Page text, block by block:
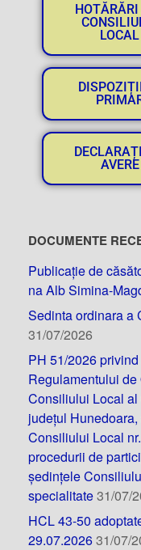
LOCAL
AVERE
DOCUMENTE
Publicație de
na Alb Simina-
Sedinta ordinara a
31/07/2026
PH 51/2026
Regulamentului
Consiliului Local
județul
Consiliului Local
procedurii de
ședințele
specialitate31/07/
HCL 43-50
29.07.202631/07/